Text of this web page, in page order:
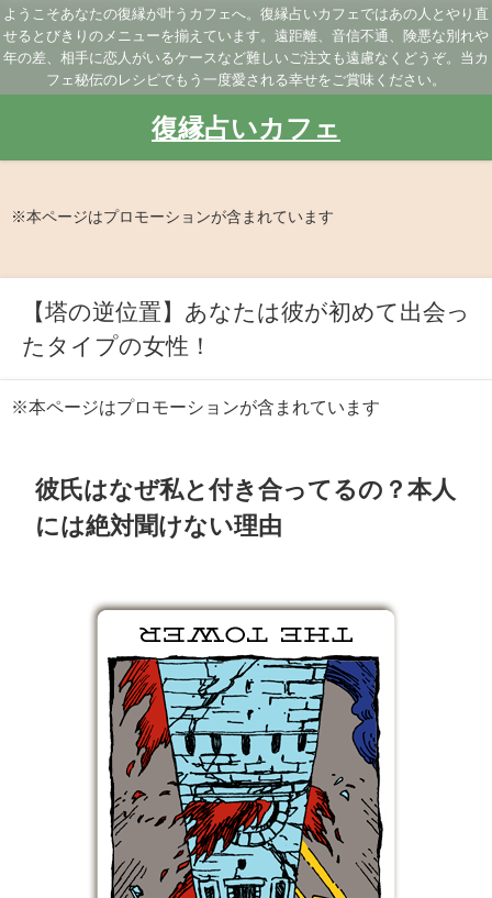
ようこそあなたの復縁が叶うカフェへ。復縁占いカフェではあの人とやり直
せるとびきりのメニューを揃えています。遠距離、音信不通、険悪な別れや
年の差、相手に恋人がいるケースなど難しいご注文も遠慮なくどうぞ。当カ
フェ秘伝のレシピでもう一度愛される幸せをご賞味ください。
復縁占いカフェ
※本ページはプロモーションが含まれています
【塔の逆位置】あなたは彼が初めて出会っ
たタイプの女性！
※本ページはプロモーションが含まれています
彼氏はなぜ私と付き合ってるの？本人
には絶対聞けない理由